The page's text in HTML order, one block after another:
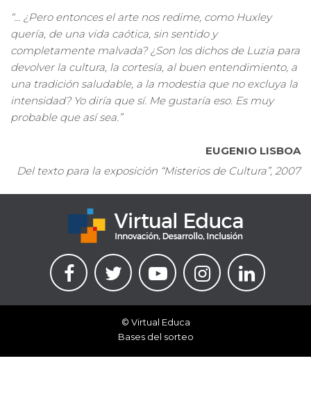
“… ¿Pero entonces el arte nos redime, como Huxley
quería, de una vida caótica, sin sentido y
completamente malvada? ¿Son los dichos de Luzia para
devolver la cultura, la cortesía, al buen entendimiento, a
una tradición saludable, a la modestia que no excluya la
intensidad? Yo diría que sí. Me gustaría eso. Es muy
probable que así sea.”
EUGENIO LISBOA
Del texto para la exposición “Misterios de Cultura”, 2007
© Virtual Educa
Bases del sorteo